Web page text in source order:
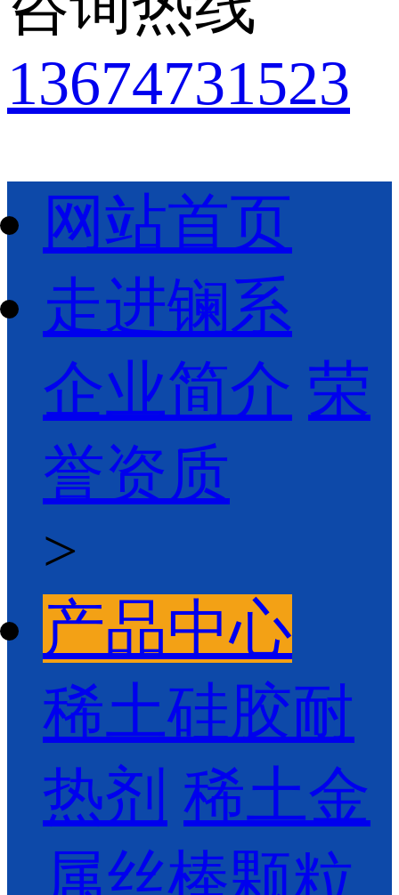
13674731523
网站首页
走进镧系
企业简介 荣
誉资质
>
产品中心
稀土硅胶耐
热剂 稀土金
属丝棒颗粒